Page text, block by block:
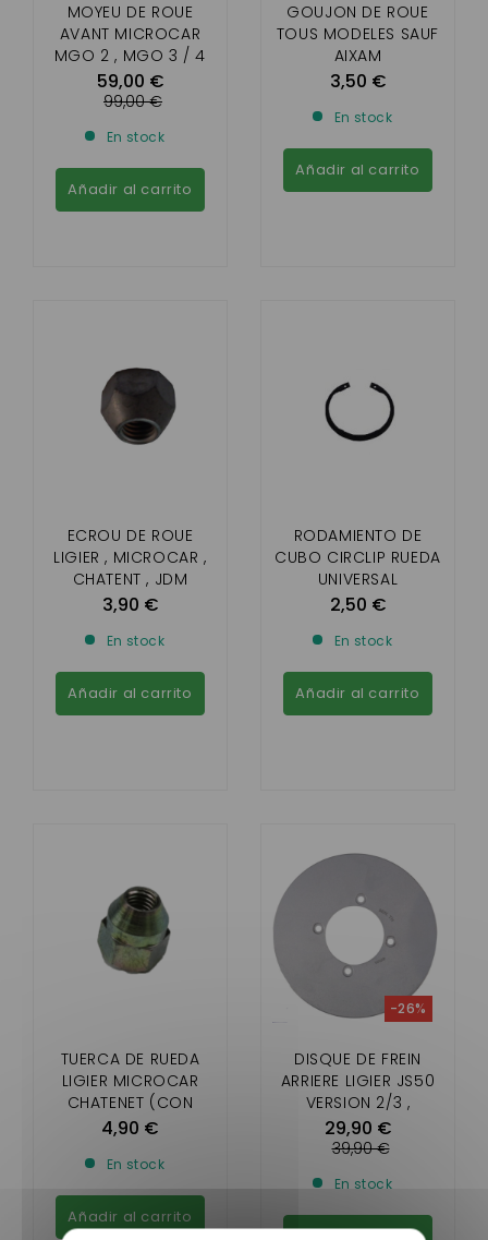
MOYEU DE ROUE
AVANT MICROCAR
MGO 2 , MGO 3 / 4
/M8 , F8C , LIGIER
IXO,JS50 , JS RC /DUE
220 MM
59,00 €
99,00 €
En stock
Añadir al carrito
GOUJON DE ROUE
TOUS MODELES SAUF
AIXAM
3,50 €
En stock
Añadir al carrito
ECROU DE ROUE
LIGIER , MICROCAR ,
CHATENT , JDM
,BELLIER
3,90 €
En stock
Añadir al carrito
RODAMIENTO DE
CUBO CIRCLIP RUEDA
UNIVERSAL
2,50 €
En stock
Añadir al carrito
TUERCA DE RUEDA
LIGIER MICROCAR
CHATENET (CON
LLANTA DE ALUMINIO)
4,90 €
En stock
Añadir al carrito
DISQUE DE FREIN
ARRIERE LIGIER JS50
VERSION 2/3 ,
MICROCAR MGO
4/5/6/ DUÉ 5/6
VENTILE)
29,90 €
-26%
39,90 €
En stock